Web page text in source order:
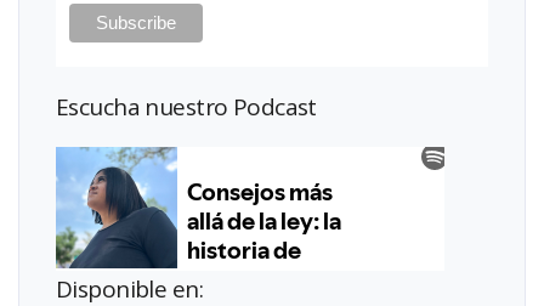
Escucha nuestro Podcast
Disponible en: